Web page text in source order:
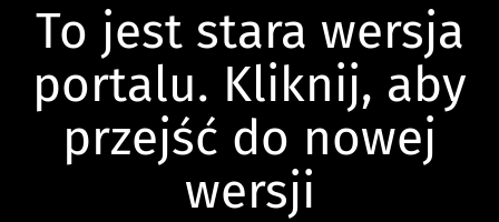
To jest stara wersja
portalu. Kliknij, aby
przejść do nowej
wersji